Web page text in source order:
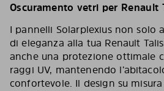
Oscuramento vetri per Renault
I pannelli Solarplexius non solo
di eleganza alla tua Renault
anche una protezione ottimale
raggi UV, mantenendo
confortevole. Il design su